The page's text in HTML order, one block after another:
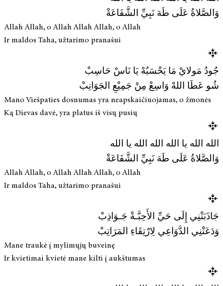
وَالصَّلاةُ عَلَى طَهَ نَبِيِّ الشَّفَاعَةْ
Allah Allah, o Allah Allah Allah, o Allah
Ir maldos Taha, užtarimo pranašui
جُودُ مَولايْ مَا يَحْسَبُهْ يَا نَاسْ حَاسِبْ
شُو عَطَا اللهْ وَاسِعْ مِنْ جَمِيْعِ الجَوَانِبْ
Mano Viešpaties dosnumas yra neapskaičiuojamas, o žmonės
Ką Dievas davė, yra platus iš visų pusių
الله الله يا الله الله الله يا الله
وَالصَّلاةُ عَلَى طَهَ نَبِيِّ الشَّفَاعَةْ
Allah Allah, o Allah Allah Allah, o Allah
Ir maldos Taha, užtarimo pranašui
جَاذَبَتْنِي إِلَى حَيِّ الأَحِبَّـةْ جَـوَاذِبْ
وَدَعَتْنِي الدَّوَاعِي لِارْتِقَاءِ المَرَاتِبْ
Mane traukė į mylimųjų buveinę
Ir kvietimai kvietė mane kilti į aukštumas